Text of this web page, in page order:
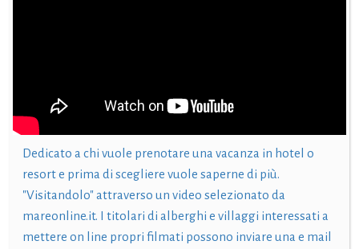
Dedicato a chi vuole prenotare una vacanza in hotel o
resort e prima di scegliere vuole saperne di più.
"Visitandolo" attraverso un video selezionato da
mareonline.it. I titolari di alberghi e villaggi interessati a
mettere on line propri filmati possono inviare una e mail